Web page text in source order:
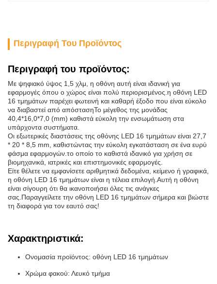
Περιγραφή Του Προϊόντος
Περιγραφή του προϊόντος:
Με ψηφιακό ύψος 1,5 χλμ, η οθόνη αυτή είναι ιδανική για
εφαρμογές όπου ο χώρος είναι πολύ περιορισμένος.η οθόνη LED
16 τμημάτων παρέχει φωτεινή και καθαρή έξοδο που είναι εύκολο
να διαβαστεί από απόστασηΤο μέγεθος της μονάδας
40,4*16,0*7,0 (mm) καθιστά εύκολη την ενσωμάτωση στα
υπάρχοντα συστήματα.
Οι εξωτερικές διαστάσεις της οθόνης LED 16 τμημάτων είναι 27,7
* 20 * 8,5 mm, καθιστώντας την εύκολη εγκατάσταση σε ένα ευρύ
φάσμα εφαρμογών.το οποίο το καθιστά ιδανικό για χρήση σε
βιομηχανικά, ιατρικές και επιστημονικές εφαρμογές.
Είτε θέλετε να εμφανίσετε αριθμητικά δεδομένα, κείμενο ή γραφικά,
η οθόνη LED 16 τμημάτων είναι η τέλεια επιλογή.Αυτή η οθόνη
είναι σίγουρη ότι θα ικανοποιήσει όλες τις ανάγκες
σας.Παραγγείλετε την οθόνη LED 16 τμημάτων σήμερα και βιώστε
τη διαφορά για τον εαυτό σας!
Χαρακτηριστικά:
Ονομασία προϊόντος: οθόνη LED 16 τμημάτων
Χρώμα φακού: Λευκό τμήμα